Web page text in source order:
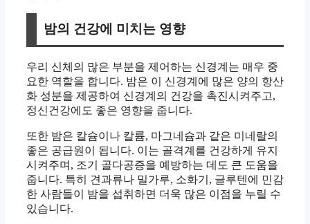
밤의 건강에 미치는 영향
우리 신체의 많은 부분을 제어하는 신경계는 매우 중
요한 역할을 합니다. 밤은 이 신경계에 많은 양의 항산
화 성분을 제공하여 신경계의 건강을 촉진시켜주고,
정신건강에도 좋은 영향을 줍니다.
또한 밤은 칼슘이나 칼륨, 마그네슘과 같은 미네랄의
좋은 공급원이 됩니다. 이는 골격계를 건강하게 유지
시켜주며, 조기 골다공증을 예방하는 데도 큰 도움을
줍니다. 특히 견과류나 밀가루, 소화기, 글루텐에 민감
한 사람들이 밤을 섭취하면 더욱 많은 이점을 누릴 수
있습니다.